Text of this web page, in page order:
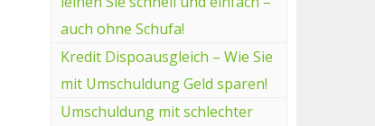
auch ohne Schufa!
Kredit Dispoausgleich – Wie Sie
mit Umschuldung Geld sparen!
Umschuldung mit schlechter